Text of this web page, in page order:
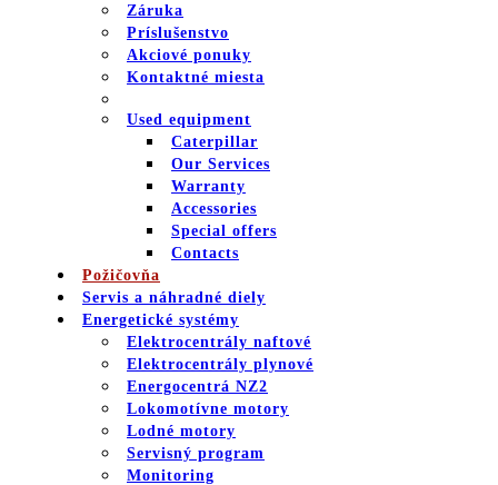
Záruka
Príslušenstvo
Akciové ponuky
Kontaktné miesta
Used equipment
Caterpillar
Our Services
Warranty
Accessories
Special offers
Contacts
Požičovňa
Servis a náhradné diely
Energetické systémy
Elektrocentrály naftové
Elektrocentrály plynové
Energocentrá NZ2
Lokomotívne motory
Lodné motory
Servisný program
Monitoring